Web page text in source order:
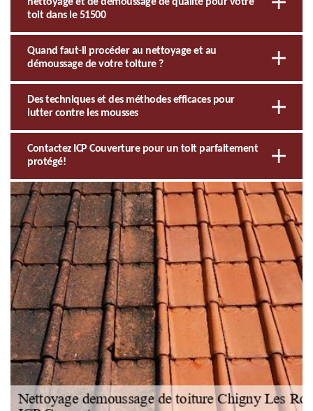
toit dans le 51500
Quand faut-il procéder au nettoyage et au
démoussage de votre toiture ?
Des techniques et des méthodes efficaces pour
lutter contre les mousses
Contactez ICP Couverture pour un toit parfaitement
protégé!